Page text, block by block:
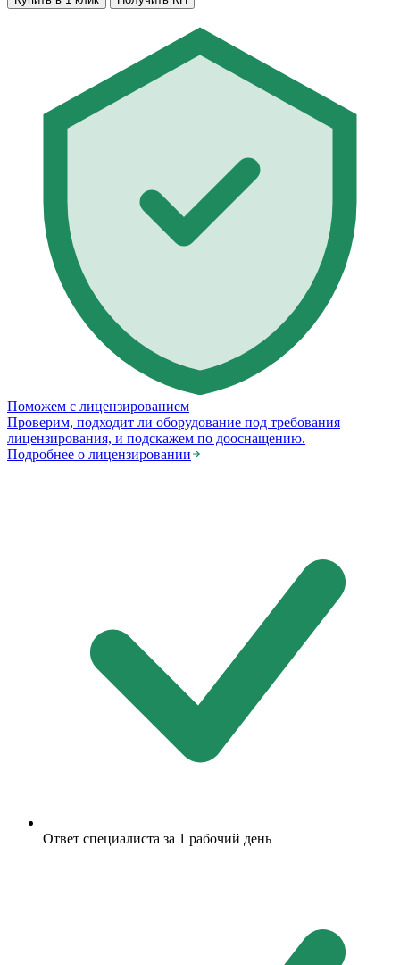
Поможем с лицензированием
Проверим, подходит ли оборудование под требования
лицензирования, и подскажем по дооснащению.
Подробнее о лицензировании
Ответ специалиста за 1 рабочий день